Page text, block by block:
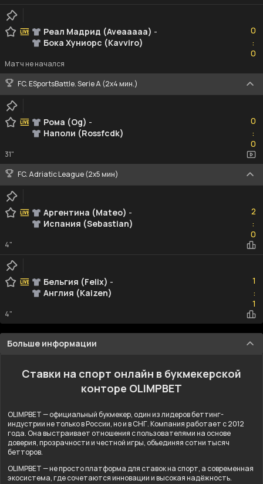
Реал Мадрид (Aveaaaaa) -
Бока Хуниорс (Kavviro)
0
:0
0
Матч не начался
FC. ESportsBattle. Serie A (2x4 мин.)
Рома (Og) -
Наполи (Rossfcdk)
0
:0
0
31"
FC. Adriatic League (2х5 мин)
Аргентина (Mateo) -
Испания (Sebastian)
2
:0
0
4"
Бельгия (Felix) -
Англия (Kaizen)
1
:1
1
4"
Больше информации
Ставки на спорт онлайн в букмекерской
конторе OLIMPBET
OLIMPBET — официальный букмекер, один из лидеров беттинг-
индустрии не только в России, но и в СНГ. Компания работает с 2012
года. Она выстраивает отношения с пользователями на основе
доверия, прозрачности и честной игры, объединяя сотни тысяч
бетторов.
OLIMPBET — не просто платформа для ставок на спорт, а современная
экосистема, где сочетаются инновации и высокая надёжность.